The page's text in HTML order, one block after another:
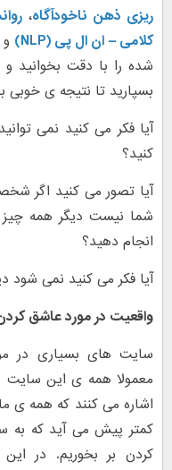
ریزی ذهن ناخودآگاه،
کلامی – ان ال پی (NLP) و
شده را با دقت بخوانید
بسپارید تا نتیجه ی خوبی
آیا فکر می کنید نمی
کنید؟
آیا تصور می کنید اگر
شما نیست دیگر همه
انجام دهید؟
آیا فکر می کنید نمی شود
واقعیت در مورد عاشق
سایت های بسیاری در
معمولا همه ی این سایت
اشاره می کنند که همه ی
کمتر پیش می آید که به
کردن بر بخوریم. در این